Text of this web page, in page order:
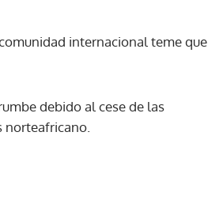
internacional teme que
debido al cese de las
norteafricano.